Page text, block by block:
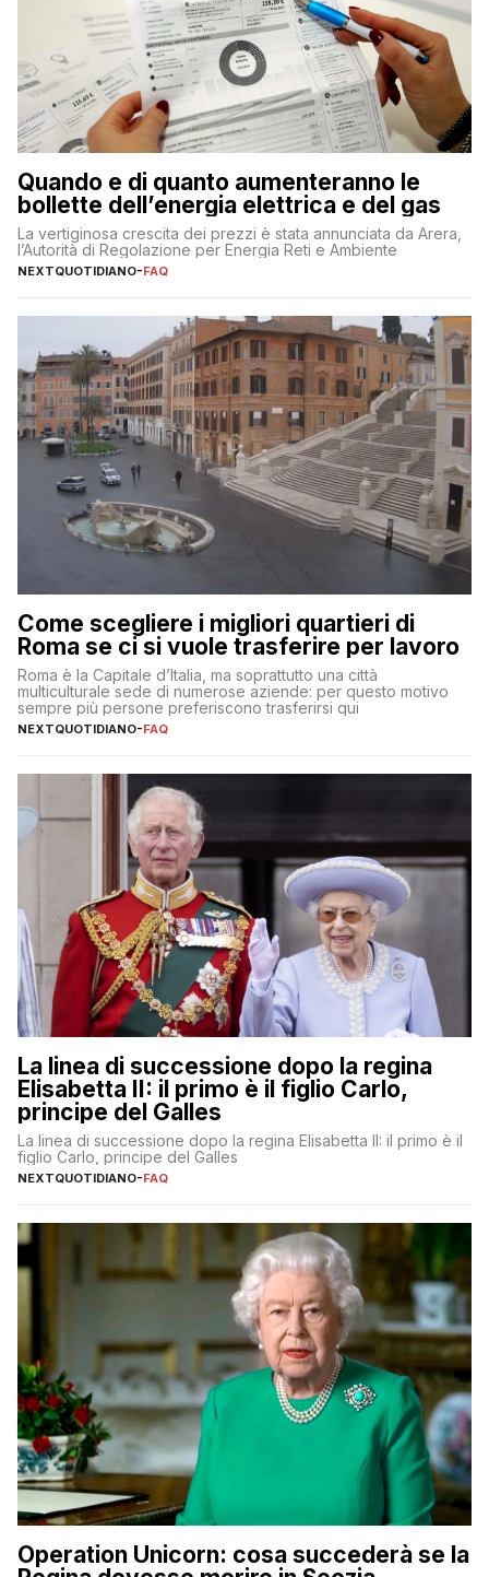
Quando e di quanto aumenteranno le
bollette dell’energia elettrica e del gas
La vertiginosa crescita dei prezzi è stata annunciata da Arera,
l’Autorità di Regolazione per Energia Reti e Ambiente
NEXTQUOTIDIANO-FAQ
Come scegliere i migliori quartieri di
Roma se ci si vuole trasferire per lavoro
Roma è la Capitale d’Italia, ma soprattutto una città
multiculturale sede di numerose aziende: per questo motivo
sempre più persone preferiscono trasferirsi qui
NEXTQUOTIDIANO-FAQ
La linea di successione dopo la regina
Elisabetta II: il primo è il figlio Carlo,
principe del Galles
La linea di successione dopo la regina Elisabetta II: il primo è il
figlio Carlo, principe del Galles
NEXTQUOTIDIANO-FAQ
Operation Unicorn: cosa succederà se la